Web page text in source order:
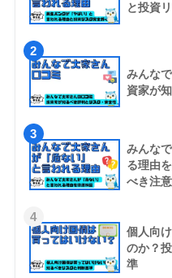
と投資
2
みんな
資家が
3
みんな
る理由
べき注
4
個人向
のか？
準